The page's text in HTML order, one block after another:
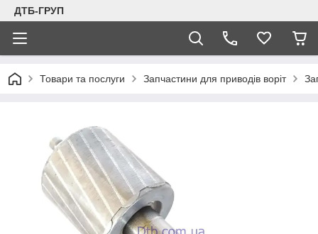
ДТБ-ГРУП
Товари та послуги Запчастини для приводів воріт